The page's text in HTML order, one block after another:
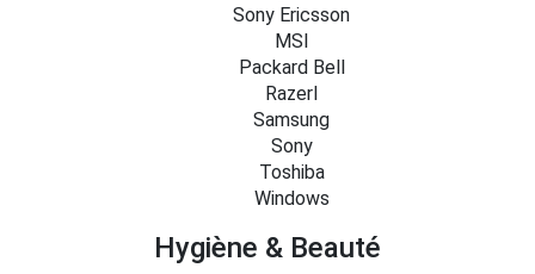
Sony Ericsson
MSI
Packard Bell
Razerl
Samsung
Sony
Toshiba
Windows
Hygiène & Beauté